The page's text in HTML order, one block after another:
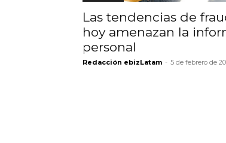
Las tendencias de
hoy amenazan la
personal
Redacción ebizLatam - 5 de febrero de